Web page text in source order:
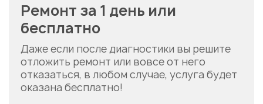
Ремонт за 1 день или
бесплатно
Даже если после диагностики вы решите
отложить ремонт или вовсе от него
отказаться, в любом случае, услуга будет
оказана бесплатно!